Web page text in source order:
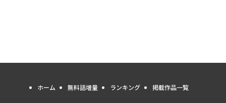
ホーム 無料話増量 ランキング 掲載作品一覧